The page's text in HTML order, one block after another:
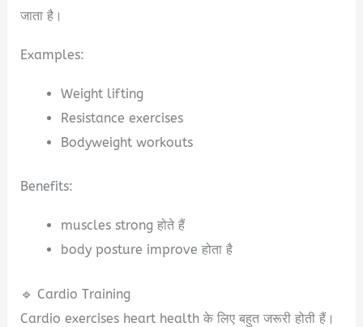
जाता है।
Examples:
Weight lifting
Resistance exercises
Bodyweight workouts
Benefits:
muscles strong होते हैं
body posture improve होता है
🔹 Cardio Training
Cardio exercises heart health के लिए बहुत जरूरी होती हैं।